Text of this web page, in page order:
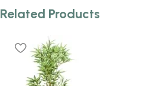
Related Products